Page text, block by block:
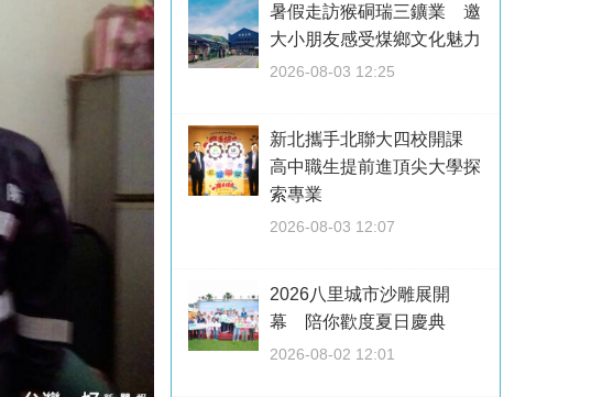
暑假走訪猴硐瑞三鑛業 邀
大小朋友感受煤鄉文化魅力
2026-08-03 12:25
新北攜手北聯大四校開課
高中職生提前進頂尖大學探
索專業
2026-08-03 12:07
2026八里城市沙雕展開
幕 陪你歡度夏日慶典
2026-08-02 12:01